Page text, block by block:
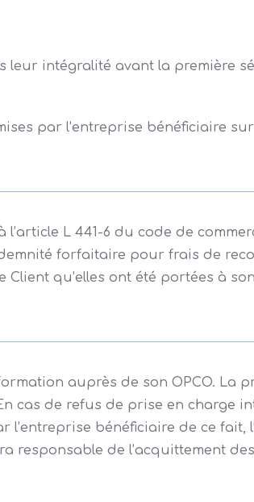
intégralité avant la première
par l’entreprise bénéficiaire
L 441-6 du code de
forfaitaire pour frais de
qu’elles ont été portées à
auprès de son OPCO. La
cas de refus de prise en charge
bénéficiaire de ce fait,
responsable de l’acquittement